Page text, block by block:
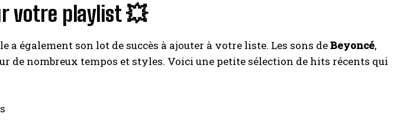
votre playlist 💥
a également son lot de succès à ajouter à votre liste. Les sons deBeyoncé,
de nombreux tempos et styles. Voici une petite sélection de hits récents qui